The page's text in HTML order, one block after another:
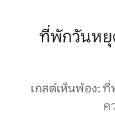
ที่พักวันหยุ
เกสต์เห็นพ้อง:
ค